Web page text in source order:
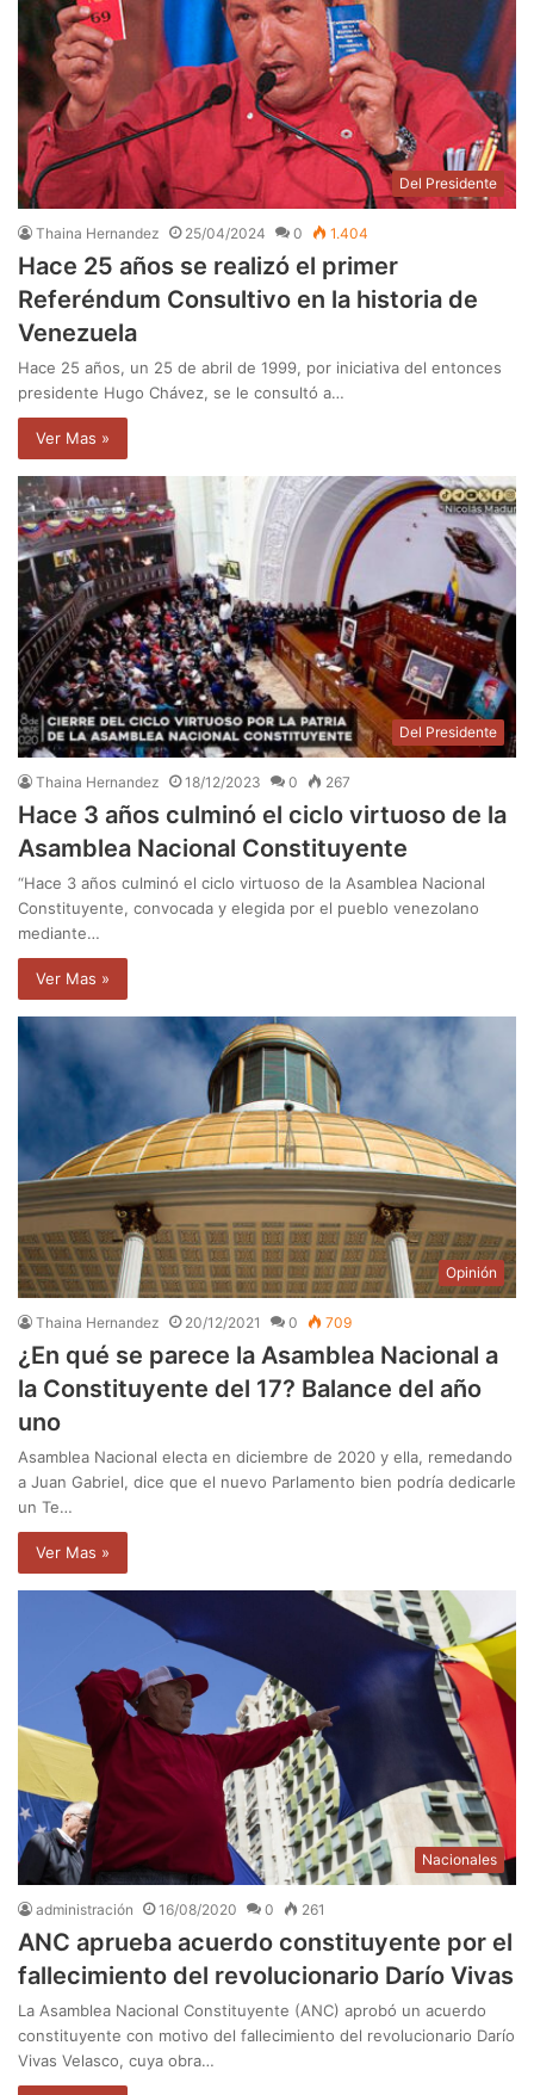
Del Presidente
Thaina Hernandez 25/04/2024 0 1.404
Hace 25 años se realizó el primer
Referéndum Consultivo en la historia de
Venezuela
Hace 25 años, un 25 de abril de 1999, por iniciativa del entonces
presidente Hugo Chávez, se le consultó a…
Ver Mas »
Del Presidente
Thaina Hernandez 18/12/2023 0 267
Hace 3 años culminó el ciclo virtuoso de la
Asamblea Nacional Constituyente
“Hace 3 años culminó el ciclo virtuoso de la Asamblea Nacional
Constituyente, convocada y elegida por el pueblo venezolano
mediante…
Ver Mas »
Opinión
Thaina Hernandez 20/12/2021 0 709
¿En qué se parece la Asamblea Nacional a
la Constituyente del 17? Balance del año
uno
Asamblea Nacional electa en diciembre de 2020 y ella, remedando
a Juan Gabriel, dice que el nuevo Parlamento bien podría dedicarle
un Te…
Ver Mas »
Nacionales
administración 16/08/2020 0 261
ANC aprueba acuerdo constituyente por el
fallecimiento del revolucionario Darío Vivas
La Asamblea Nacional Constituyente (ANC) aprobó un acuerdo
constituyente con motivo del fallecimiento del revolucionario Darío
Vivas Velasco, cuya obra…